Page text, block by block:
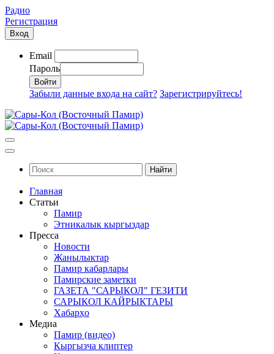
Радио
Регистрация
Вход
Email
Пароль
Забыли данные входа на сайт? Зарегистрируйтесь!
Найти
Главная
Статьи
Памир
Этникалык кыргыздар
Пресса
Новости
Жанылыктар
Памир кабарлары
Памирские заметки
ГАЗЕТА "САРЫКОЛ" ГЕЗИТИ
САРЫКОЛ КАЙРЫКТАРЫ
Хабарҳо
Медиа
Памир (видео)
Кыргызча клиптер